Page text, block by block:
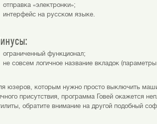
отправка «электронки»;
интерфейс на русском языке.
ограниченный функционал;
не совсем логичное название вкладок
юзеров, которым нужно просто выключить
присутствия, программа Говей окажется
обратите внимание на другой подобный